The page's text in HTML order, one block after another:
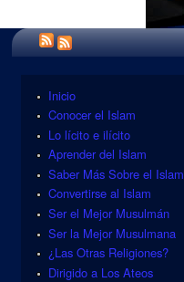
Inicio
Conocer el Islam
Lo lícito e ilícito
Aprender del Islam
Saber Más Sobre el Islam
Convertirse al Islam
Ser el Mejor Musulmán
Ser la Mejor Musulmana
¿Las Otras Religiones?
Dirigido a Los Ateos